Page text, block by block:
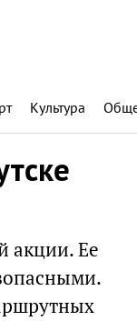
Культура
акции. Ее